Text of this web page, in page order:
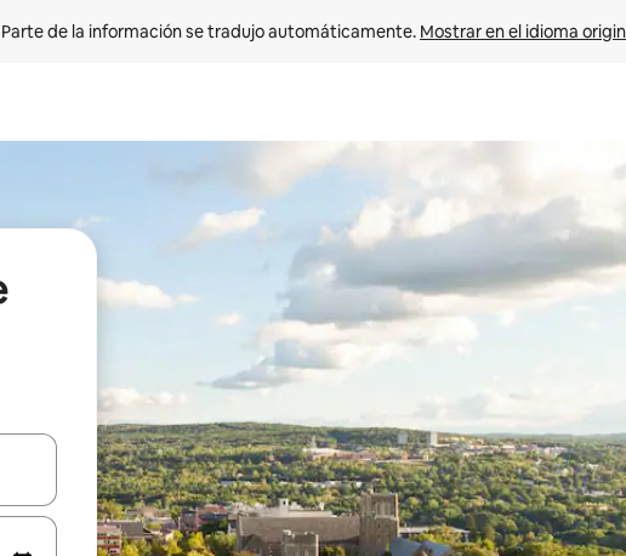
Parte de la información se tradujo automáticamente. Mostrar en el idioma
con las teclas de flecha hacia arriba y hacia abajo o explora con el tacto o